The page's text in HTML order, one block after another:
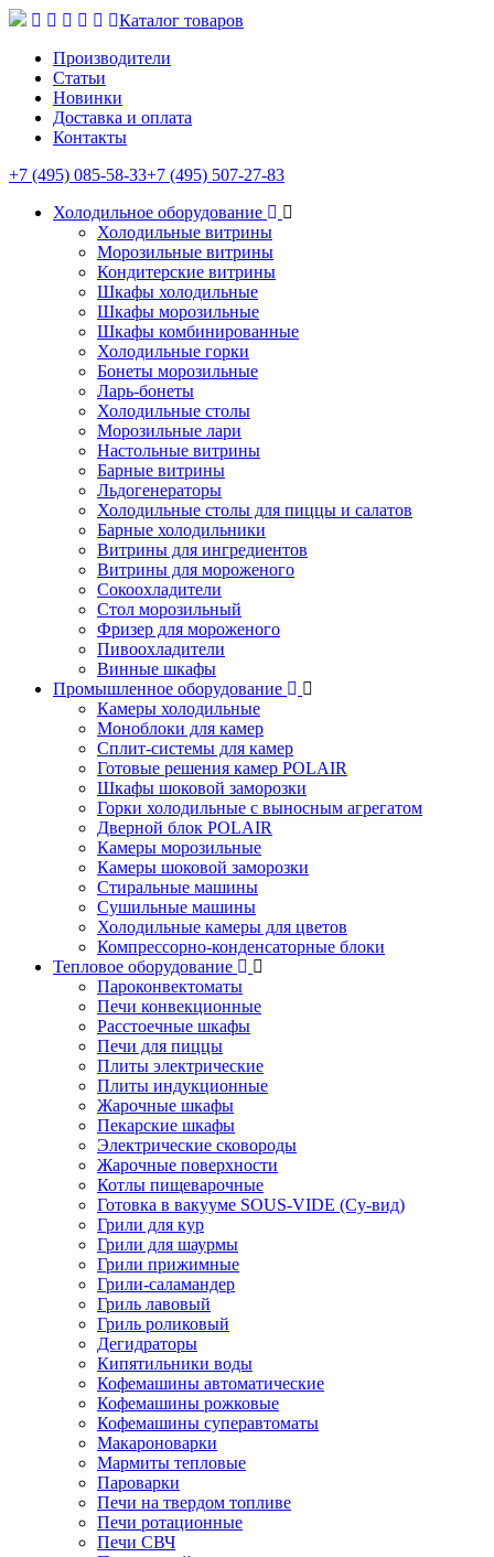
Каталог товаров
Производители
Статьи
Новинки
Доставка и оплата
Контакты
+7 (495) 085-58-33+7 (495) 507-27-83
Холодильное оборудование
Холодильные витрины
Морозильные витрины
Кондитерские витрины
Шкафы холодильные
Шкафы морозильные
Шкафы комбинированные
Холодильные горки
Бонеты морозильные
Ларь-бонеты
Холодильные столы
Морозильные лари
Настольные витрины
Барные витрины
Льдогенераторы
Холодильные столы для пиццы и салатов
Барные холодильники
Витрины для ингредиентов
Витрины для мороженого
Сокоохладители
Стол морозильный
Фризер для мороженого
Пивоохладители
Винные шкафы
Промышленное оборудование
Камеры холодильные
Моноблоки для камер
Сплит-системы для камер
Готовые решения камер POLAIR
Шкафы шоковой заморозки
Горки холодильные с выносным агрегатом
Дверной блок POLAIR
Камеры морозильные
Камеры шоковой заморозки
Стиральные машины
Сушильные машины
Холодильные камеры для цветов
Компрессорно-конденсаторные блоки
Тепловое оборудование
Пароконвектоматы
Печи конвекционные
Расстоечные шкафы
Печи для пиццы
Плиты электрические
Плиты индукционные
Жарочные шкафы
Пекарские шкафы
Электрические сковороды
Жарочные поверхности
Котлы пищеварочные
Готовка в вакууме SOUS-VIDE (Су-вид)
Грили для кур
Грили для шаурмы
Грили прижимные
Грили-саламандер
Гриль лавовый
Гриль роликовый
Дегидраторы
Кипятильники воды
Кофемашины автоматические
Кофемашины рожковые
Кофемашины суперавтоматы
Макароноварки
Мармиты тепловые
Пароварки
Печи на твердом топливе
Печи ротационные
Печи СВЧ